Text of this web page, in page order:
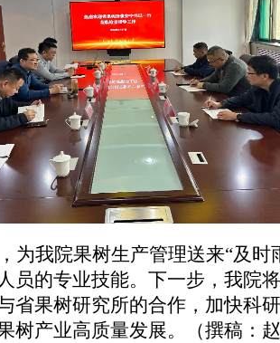
为我院果树生产管理送来“及时
员的专业技能。下一步，我院
省果树研究所的合作，加快科
树产业高质量发展。（撰稿：